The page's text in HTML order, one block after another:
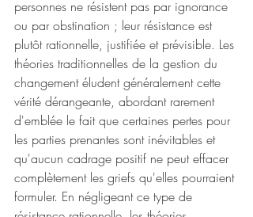
personnes ne résistent pas par ignorance
ou par obstination ; leur résistance est
plutôt rationnelle, justifiée et prévisible. Les
théories traditionnelles de la gestion du
changement éludent généralement cette
vérité dérangeante, abordant rarement
d'emblée le fait que certaines pertes pour
les parties prenantes sont inévitables et
qu'aucun cadrage positif ne peut effacer
complètement les griefs qu'elles pourraient
formuler. En négligeant ce type de